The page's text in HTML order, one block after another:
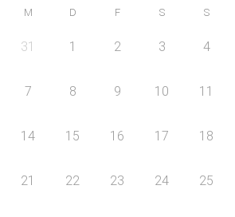
M D F S S
31 1 2 3 4
7 8 9 10 11
14 15 16 17 18
21 22 23 24 25